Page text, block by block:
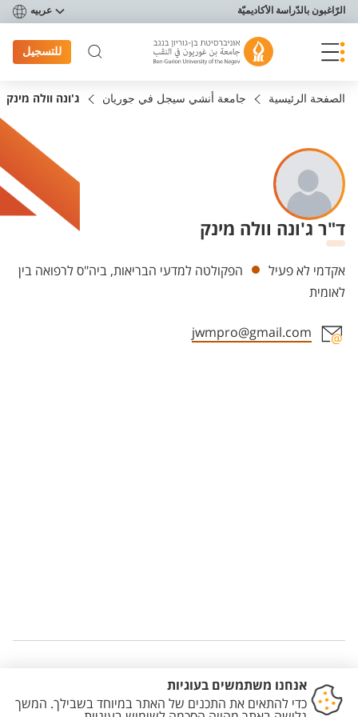
תפריט נגישות
الرّاغبون بالدّراسة الأكاديميّة عربيه
للتسجيل
الصفحة الرئيسية جامعة أنشي سيجل في جوريان ג'ונה וולה מינק
ד"ר ג'ונה וולה מינק
Departments
אקדמי לא פעיל
הפקולטה למדעי הבריאות, ביה"ס לרפואה בין
לאומית
jwmpro@gmail.com